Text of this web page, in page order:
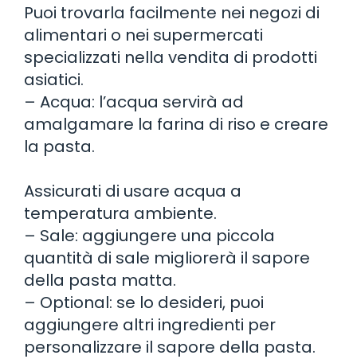
Puoi trovarla facilmente nei negozi di
alimentari o nei supermercati
specializzati nella vendita di prodotti
asiatici.
– Acqua: l’acqua servirà ad
amalgamare la farina di riso e creare
la pasta.
Assicurati di usare acqua a
temperatura ambiente.
– Sale: aggiungere una piccola
quantità di sale migliorerà il sapore
della pasta matta.
– Optional: se lo desideri, puoi
aggiungere altri ingredienti per
personalizzare il sapore della pasta.